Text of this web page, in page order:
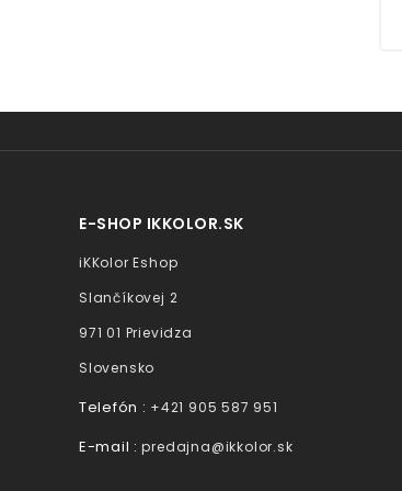
E-SHOP IKKOLOR.SK
iKKolor Eshop
Slančíkovej 2
971 01 Prievidza
Slovensko
Telefón : +421 905 587 951
E-mail :predajna@ikkolor.sk